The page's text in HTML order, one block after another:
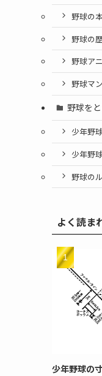
野球の
野球の
野球ア
野球マ
野球を
少年野
少年野
野球の
よく読ま
少年野球の